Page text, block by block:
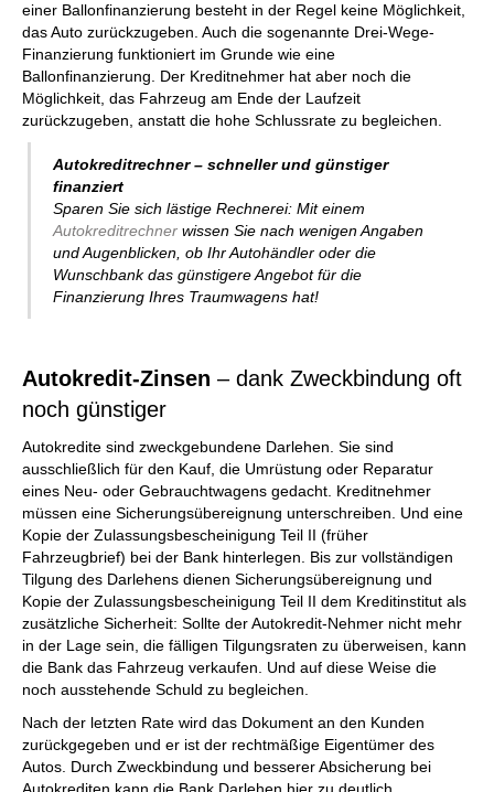
einer Ballonfinanzierung besteht in der Regel keine Möglichkeit,
das Auto zurückzugeben. Auch die sogenannte Drei-Wege-
Finanzierung funktioniert im Grunde wie eine
Ballonfinanzierung. Der Kreditnehmer hat aber noch die
Möglichkeit, das Fahrzeug am Ende der Laufzeit
zurückzugeben, anstatt die hohe Schlussrate zu begleichen.
Autokreditrechner – schneller und günstiger
finanziert
Sparen Sie sich lästige Rechnerei: Mit einem
Autokreditrechner wissen Sie nach wenigen Angaben
und Augenblicken, ob Ihr Autohändler oder die
Wunschbank das günstigere Angebot für die
Finanzierung Ihres Traumwagens hat!
Autokredit-Zinsen – dank Zweckbindung oft
noch günstiger
Autokredite sind zweckgebundene Darlehen. Sie sind
ausschließlich für den Kauf, die Umrüstung oder Reparatur
eines Neu- oder Gebrauchtwagens gedacht. Kreditnehmer
müssen eine Sicherungsübereignung unterschreiben. Und eine
Kopie der Zulassungsbescheinigung Teil II (früher
Fahrzeugbrief) bei der Bank hinterlegen. Bis zur vollständigen
Tilgung des Darlehens dienen Sicherungsübereignung und
Kopie der Zulassungsbescheinigung Teil II dem Kreditinstitut als
zusätzliche Sicherheit: Sollte der Autokredit-Nehmer nicht mehr
in der Lage sein, die fälligen Tilgungsraten zu überweisen, kann
die Bank das Fahrzeug verkaufen. Und auf diese Weise die
noch ausstehende Schuld zu begleichen.
Nach der letzten Rate wird das Dokument an den Kunden
zurückgegeben und er ist der rechtmäßige Eigentümer des
Autos. Durch Zweckbindung und besserer Absicherung bei